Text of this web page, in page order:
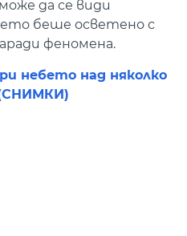
да се види
беше осветено с
феномена.
небето над няколко